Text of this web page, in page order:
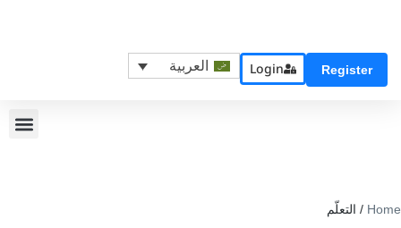
Register
Login العربية
Home
/ التعلّم